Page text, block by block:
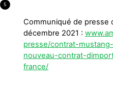
5
Communiqué de presse
décembre 2021 :
presse/contrat-
nouveau-contrat-
france/